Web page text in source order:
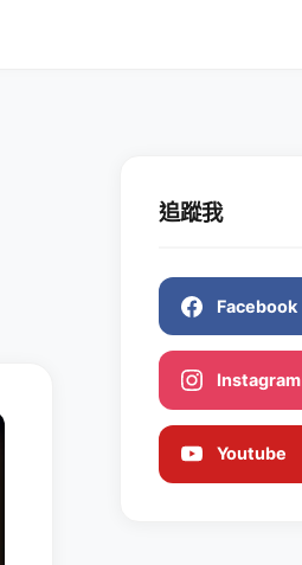
追蹤我
Facebook
Instagram
Youtube